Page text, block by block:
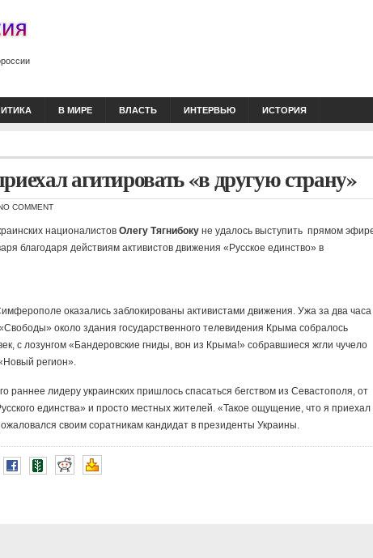
В МИРЕ ВЛАСТЬ ИНТЕРВЬЮ ИСТОРИЯ
агитировать «в другую страну»
COMMENT
националистов Олегу Тягнибоку не удалось выступить прямом
благодаря действиям активистов движения «Русское единство» в
оказались заблокированы активистами движения. Ужа за два часа
около здания государственного телевидения Крыма собралось
с лозунгом «Бандеровские гниды, вон из Крыма!» собравшиеся жгли чучело
регион».
раннее лидеру украинских пришлось спасаться бегством из Севастополя, от
единства» и просто местных жителей. «Такое ощущение, что я приехал
своим соратникам кандидат в президенты Украины.